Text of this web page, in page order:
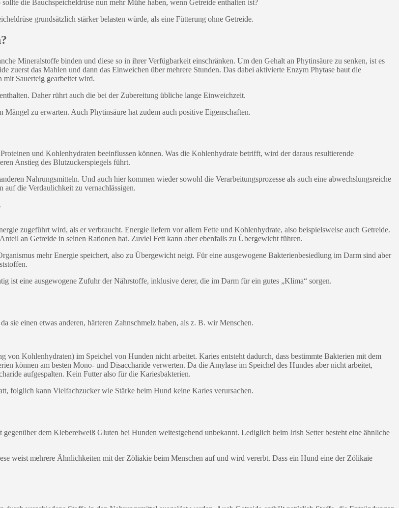
die Bauchspeicheldrüse nun mehr Mühe haben, wenn Getreide enthalten ist?
grundsätzlich stärker belasten würde, als eine Fütterung ohne Getreide.
Mineralstoffe binden und diese so in ihrer Verfügbarkeit einschränken. Um den Gehalt an Phytinsäure zu senken, ist es
zuerst das Mahlen und dann das Einweichen über mehrere Stunden. Das dabei aktivierte Enzym Phytase baut die
Sauerteig gearbeitet wird.
Daher rührt auch die bei der Zubereitung übliche lange Einweichzeit.
zu erwarten. Auch Phytinsäure hat zudem auch positive Eigenschaften.
und Kohlenhydraten beeinflussen können. Was die Kohlenhydrate betrifft, wird der daraus resultierende
Anstieg des Blutzuckerspiegels führt.
Nahrungsmitteln. Und auch hier kommen wieder sowohl die Verarbeitungsprozesse als auch eine abwechslungsreiche
auf die Verdaulichkeit zu vernachlässigen.
zugeführt wird, als er verbraucht. Energie liefern vor allem Fette und Kohlenhydrate, also beispielsweise auch Getreide.
an Getreide in seinen Rationen hat. Zuviel Fett kann aber ebenfalls zu Übergewicht führen.
mehr Energie speichert, also zu Übergewicht neigt. Für eine ausgewogene Bakterienbesiedlung im Darm sind aber
ist eine ausgewogene Zufuhr der Nährstoffe, inklusive derer, die im Darm für ein gutes „Klima“ sorgen.
sie einen etwas anderen, härteren Zahnschmelz haben, als z. B. wir Menschen.
Kohlenhydraten) im Speichel von Hunden nicht arbeitet. Karies entsteht dadurch, dass bestimmte Bakterien mit dem
können am besten Mono- und Disaccharide verwerten. Da die Amylase im Speichel des Hundes aber nicht arbeitet,
aufgespalten. Kein Futter also für die Kariesbakterien.
folglich kann Vielfachzucker wie Stärke beim Hund keine Karies verursachen.
dem Klebereiweiß Gluten bei Hunden weitestgehend unbekannt. Lediglich beim Irish Setter besteht eine ähnliche
weist mehrere Ähnlichkeiten mit der Zöliakie beim Menschen auf und wird vererbt. Dass ein Hund eine der Zölikaie